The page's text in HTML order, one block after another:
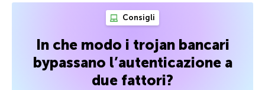
Consigli
In che modo i trojan bancari
bypassano l’autenticazione a
due fattori?